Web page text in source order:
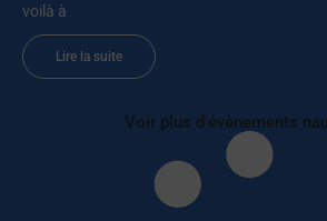
voilà à
Lire la suite
Voir plus d'évènements